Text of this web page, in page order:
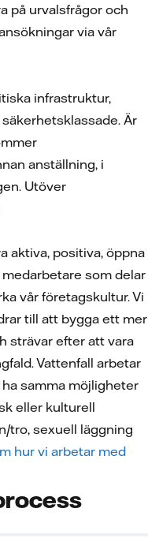
på urvalsfrågor och
via vår
infrastruktur,
Är
anställning, i
Utöver
aktiva, positiva, öppna
som delar
vår företagskultur. Vi
till att bygga ett mer
strävar efter att vara
Vattenfall arbetar
samma möjligheter
eller kulturell
tro, sexuell läggning
hur vi arbetar med